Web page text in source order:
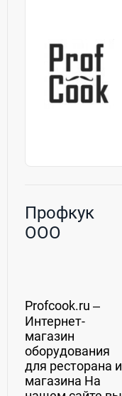
Профкук
ООО
Profcook.ru ‒
Интернет-
магазин
оборудования
для ресторана и
магазина На